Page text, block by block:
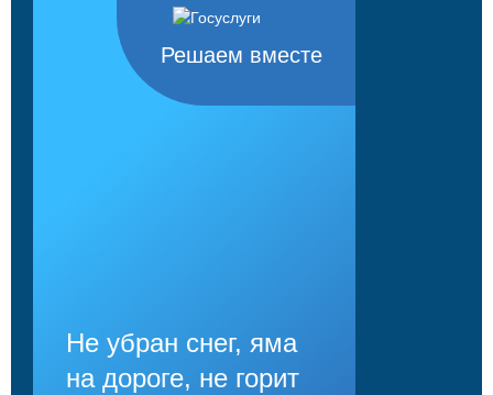
Решаем вместе
Не убран снег, яма
на дороге, не горит